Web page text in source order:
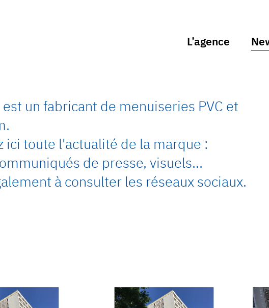
L’agence
est un fabricant de menuiseries PVC et
ici toute l'actualité de la marque :
de presse, visuels…
à consulter les réseaux sociaux.